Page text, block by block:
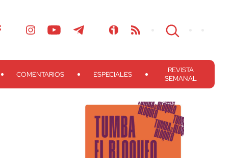
COMENTARIOS ESPECIALES
REVISTA
SEMANAL